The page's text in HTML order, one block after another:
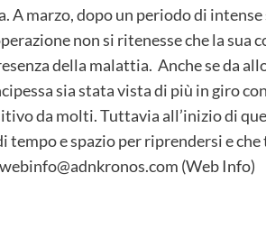
A marzo, dopo un periodo di
non si ritenesse che la sua
della malattia. Anche se da
sia stata vista di più in giro
da molti. Tuttavia all’inizio di
tempo e spazio per riprendersi e
(Web Info)